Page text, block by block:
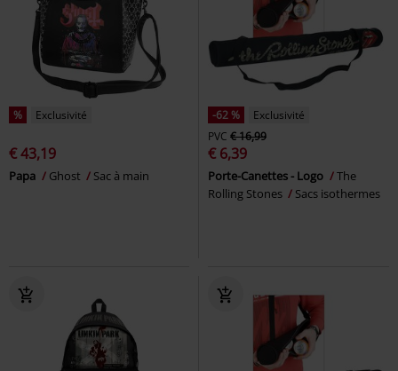
% Exclusivité
€ 43,19
Papa Ghost Sac à main
-62 %
Exclusivité
PVC € 16,99
€ 6,39
Porte-Canettes - Logo
The
Rolling Stones
Sacs isothermes